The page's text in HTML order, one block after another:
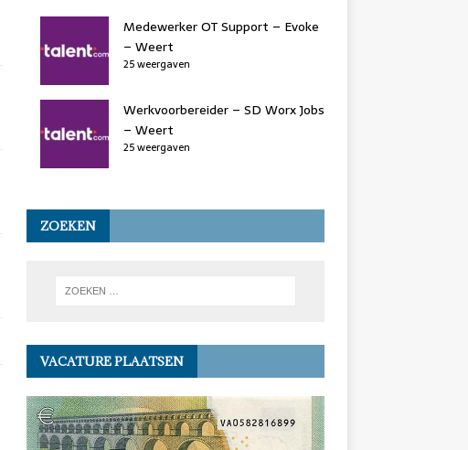
Medewerker OT Support – Evoke
– Weert
25 weergaven
Werkvoorbereider – SD Worx Jobs
– Weert
25 weergaven
ZOEKEN
VACATURE PLAATSEN